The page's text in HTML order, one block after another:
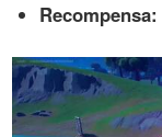
Recompensa: